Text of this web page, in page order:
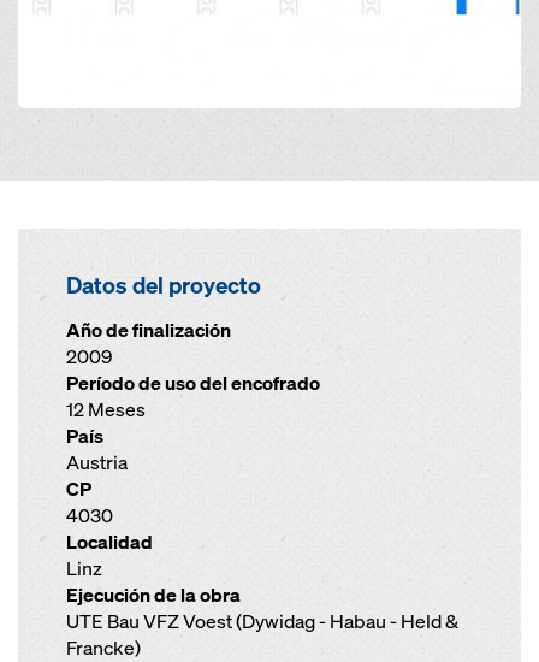
Datos del proyecto
Año de finalización
2009
Período de uso del encofrado
12 Meses
País
Austria
CP
4030
Localidad
Linz
Ejecución de la obra
UTE Bau VFZ Voest (Dywidag - Habau - Held &
Francke)